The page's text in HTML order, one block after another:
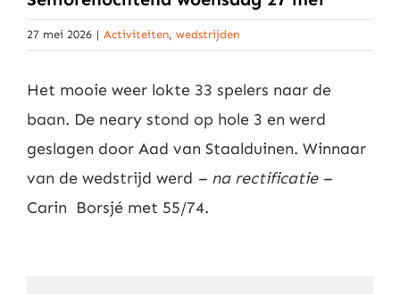
Activiteitenkalender
Cursusaanbod
Nieuws
27 mei 2026 | Activiteiten, wedstrijden
Het mooie weer lokte 33 spelers naar de
baan. De neary stond op hole 3 en werd
geslagen door Aad van Staalduinen. Winnaar
van de wedstrijd werd – na rectificatie –
Carin Borsjé met 55/74.